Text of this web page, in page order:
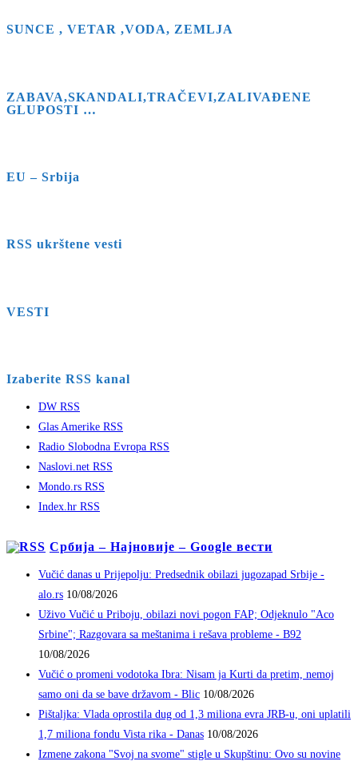
SUNCE , VETAR ,VODA, ZEMLJA
ZABAVA,SKANDALI,TRAČEVI,ZALIVAĐENE
GLUPOSTI …
EU – Srbija
RSS ukrštene vesti
VESTI
Izaberite RSS kanal
DW RSS
Glas Amerike RSS
Radio Slobodna Evropa RSS
Naslovi.net RSS
Mondo.rs RSS
Index.hr RSS
Србија – Најновије – Google вести
Vučić danas u Prijepolju: Predsednik obilazi jugozapad Srbije -
alo.rs 10/08/2026
Uživo Vučić u Priboju, obilazi novi pogon FAP; Odjeknulo "Aco
Srbine"; Razgovara sa meštanima i rešava probleme - B92
10/08/2026
Vučić o promeni vodotoka Ibra: Nisam ja Kurti da pretim, nemoj
samo oni da se bave državom - Blic 10/08/2026
Pištaljka: Vlada oprostila dug od 1,3 miliona evra JRB-u, oni uplatili
1,7 miliona fondu Vista rika - Danas 10/08/2026
Izmene zakona "Svoj na svome" stigle u Skupštinu: Ovo su novine